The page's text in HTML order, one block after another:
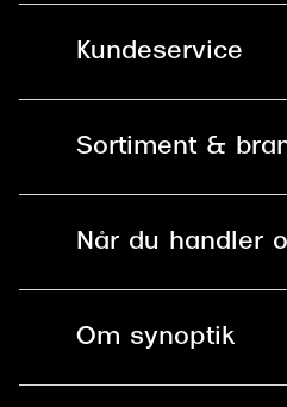
Kundeservice
Spørgsmål & svar
Sortiment &
Når du handler
Om synoptik